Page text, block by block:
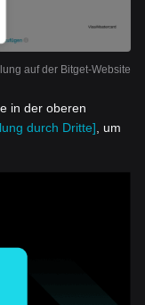
auf der Bitget-Website
in der oberen
durch Dritte], um